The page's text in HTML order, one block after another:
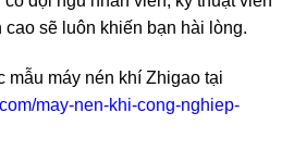
cao sẽ luôn khiến bạn hài lòng.
mẫu máy nén khí Zhigao tại
may-nen-khi-cong-nghiep-